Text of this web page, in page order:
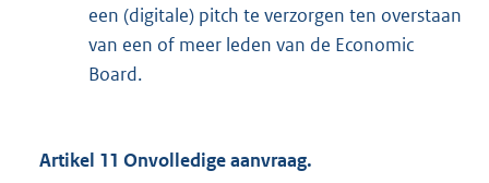
een (digitale) pitch te verzorgen ten overstaan
van een of meer leden van de Economic
Board.
Artikel 11 Onvolledige aanvraag.